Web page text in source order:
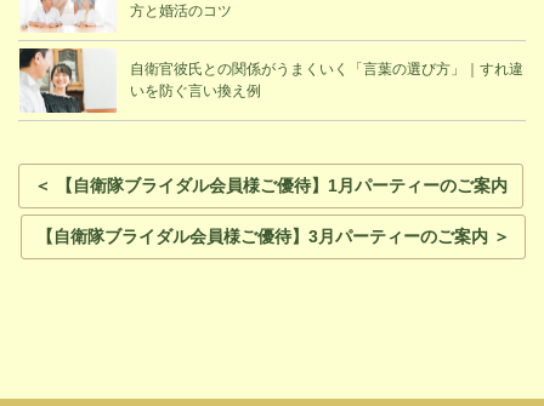
方と婚活のコツ
自衛官彼氏との関係がうまくいく「言葉の選び方」｜すれ違
いを防ぐ言い換え例
＜ 【自衛隊ブライダル会員様ご優待】1月パーティーのご案内
【自衛隊ブライダル会員様ご優待】3月パーティーのご案内 ＞